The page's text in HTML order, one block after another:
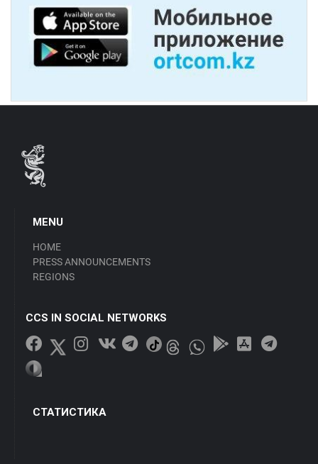
MENU
HOME
PRESS ANNOUNCEMENTS
REGIONS
CCS IN SOCIAL NETWORKS
СТАТИСТИКА